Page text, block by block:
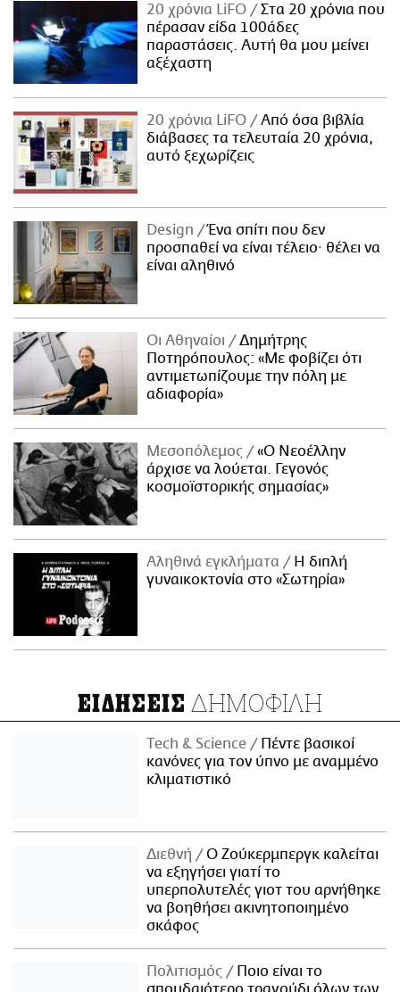
20 χρόνια LiFO
Στα 20 χρόνια που
πέρασαν είδα 100άδες
παραστάσεις. Αυτή θα μου μείνει
αξέχαστη
20 χρόνια LiFO
Από όσα βιβλία
διάβασες τα τελευταία 20 χρόνια,
αυτό ξεχωρίζεις
Design
Ένα σπίτι που δεν
προσπαθεί να είναι τέλειο· θέλει να
είναι αληθινό
Οι Αθηναίοι
Δημήτρης
Ποτηρόπουλος: «Με φοβίζει ότι
αντιμετωπίζουμε την πόλη με
αδιαφορία»
Μεσοπόλεμος
«Ο Νεοέλλην
άρχισε να λούεται. Γεγονός
κοσμοϊστορικής σημασίας»
Αληθινά εγκλήματα
Η διπλή
γυναικοκτονία στο «Σωτηρία»
ΕΙΔΗΣΕΙΣ ΔΗΜΟΦΙΛΗ
Τech & Science
Πέντε βασικοί
κανόνες για τον ύπνο με αναμμένο
κλιματιστικό
Διεθνή
Ο Ζούκερμπεργκ καλείται
να εξηγήσει γιατί το
υπερπολυτελές γιοτ του αρνήθηκε
να βοηθήσει ακινητοποιημένο
σκάφος
Πολιτισμός
Ποιο είναι το